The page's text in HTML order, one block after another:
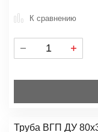
К сравнению
Труба ВГП ДУ